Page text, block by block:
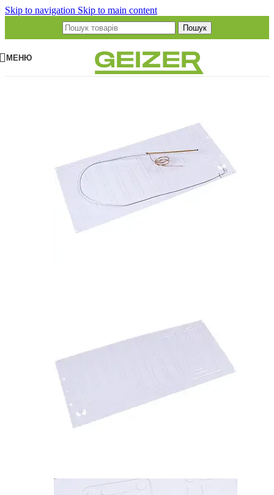
Skip to navigation Skip to main content
Пошук
МЕНЮ